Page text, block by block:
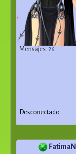
Mensajes: 26
Desconectado